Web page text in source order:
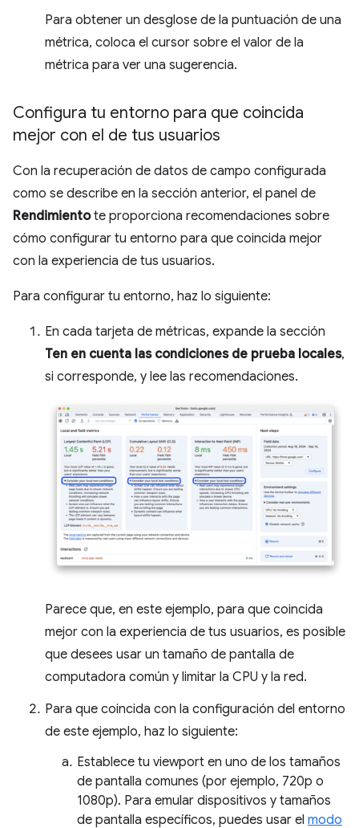
Para obtener un desglose de la puntuación de una
métrica, coloca el cursor sobre el valor de la
métrica para ver una sugerencia.
Configura tu entorno para que coincida
mejor con el de tus usuarios
Con la recuperación de datos de campo configurada
como se describe en la sección anterior, el panel de
Rendimientote proporciona recomendaciones sobre
cómo configurar tu entorno para que coincida mejor
con la experiencia de tus usuarios.
Para configurar tu entorno, haz lo siguiente:
En cada tarjeta de métricas, expande la sección
Ten en cuenta las condiciones de prueba locales,
si corresponde, y lee las recomendaciones.
Parece que, en este ejemplo, para que coincida
mejor con la experiencia de tus usuarios, es posible
que desees usar un tamaño de pantalla de
computadora común y limitar la CPU y la red.
Para que coincida con la configuración del entorno
de este ejemplo, haz lo siguiente:
Establece tu viewport en uno de los tamaños
de pantalla comunes (por ejemplo, 720p o
1080p). Para emular dispositivos y tamaños
de pantalla específicos, puedes usar el modo